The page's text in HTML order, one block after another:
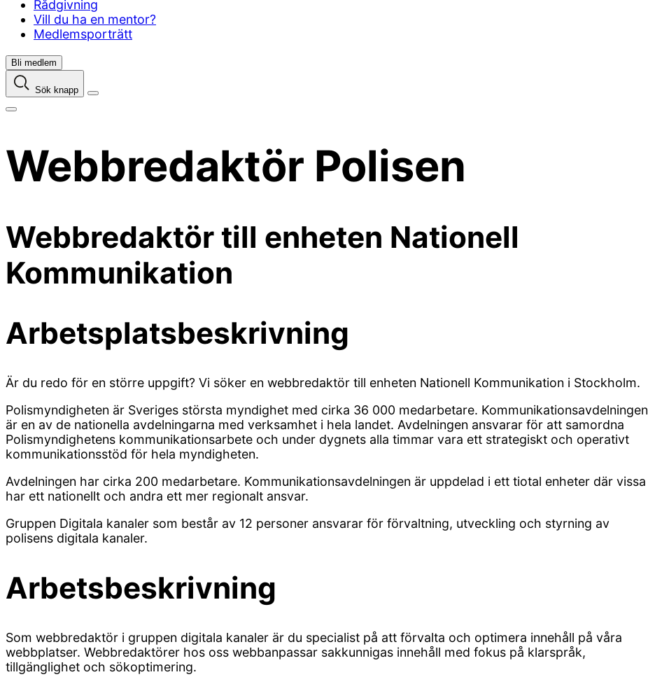
Rådgivning
Vill du ha en mentor?
Medlemsporträtt
Bli medlem
Sök knapp
Webbredaktör Polisen
Webbredaktör till enheten Nationell
Kommunikation
Arbetsplatsbeskrivning
Är du redo för en större uppgift? Vi söker en webbredaktör till enheten Nationell Kommunikation i Stockholm.
Polismyndigheten är Sveriges största myndighet med cirka 36 000 medarbetare. Kommunikationsavdelningen
är en av de nationella avdelningarna med verksamhet i hela landet. Avdelningen ansvarar för att samordna
Polismyndighetens kommunikationsarbete och under dygnets alla timmar vara ett strategiskt och operativt
kommunikationsstöd för hela myndigheten.
Avdelningen har cirka 200 medarbetare. Kommunikationsavdelningen är uppdelad i ett tiotal enheter där vissa
har ett nationellt och andra ett mer regionalt ansvar.
Gruppen Digitala kanaler som består av 12 personer ansvarar för förvaltning, utveckling och styrning av
polisens digitala kanaler.
Arbetsbeskrivning
Som webbredaktör i gruppen digitala kanaler är du specialist på att förvalta och optimera innehåll på våra
webbplatser. Webbredaktörer hos oss webbanpassar sakkunnigas innehåll med fokus på klarspråk,
tillgänglighet och sökoptimering.